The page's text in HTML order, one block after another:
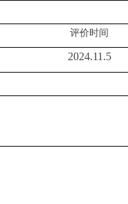
评价时间
2024.11.5